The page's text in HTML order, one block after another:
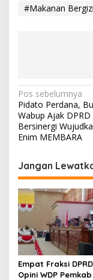
#Makanan
N
a
v
i
g
a
s
i
p
o
s
Pos sebelumnya
Pidato Perdana,
Wabup Ajak DPRD
Bersinergi
Enim MEMBARA
Jangan
Empat Fraksi
Opini WDP